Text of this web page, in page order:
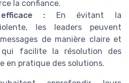
la confiance.
efficace : En évitant la
les leaders peuvent
de manière claire et
qui facilite la résolution des
en pratique des solutions.